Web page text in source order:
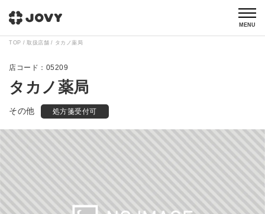
MENU
TOP 取扱店舗 タカノ薬局
05209
タカノ薬局
その他 処方箋受付可